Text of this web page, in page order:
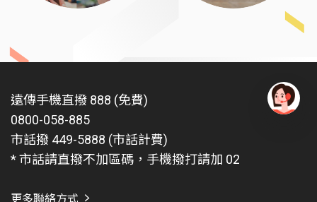
遠傳手機直撥 888 (免費)
0800-058-885
市話撥 449-5888 (市話計費)
* 市話請直撥不加區碼，手機撥打請加 02
更多聯絡方式